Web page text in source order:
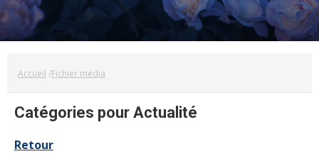
Accueil Fichier média
Catégories pour Actualité
Retour